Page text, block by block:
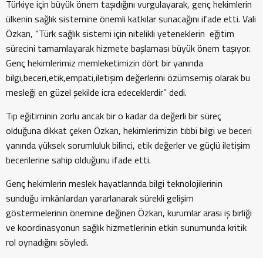
Türkiye için büyük önem taşıdığını vurgulayarak, genç hekimlerin
ülkenin sağlık sistemine önemli katkılar sunacağını ifade etti. Vali
Özkan, “Türk sağlık sistemi için nitelikli yeteneklerin eğitim
sürecini tamamlayarak hizmete başlaması büyük önem taşıyor.
Genç hekimlerimiz memleketimizin dört bir yanında
bilgi,beceri,etik,empati,iletişim değerlerini özümsemiş olarak bu
mesleği en güzel şekilde icra edeceklerdir” dedi.
Tıp eğitiminin zorlu ancak bir o kadar da değerli bir süreç
olduğuna dikkat çeken Özkan, hekimlerimizin tıbbi bilgi ve beceri
yanında yüksek sorumluluk bilinci, etik değerler ve güçlü iletişim
becerilerine sahip olduğunu ifade etti.
Genç hekimlerin meslek hayatlarında bilgi teknolojilerinin
sunduğu imkânlardan yararlanarak sürekli gelişim
göstermelerinin önemine değinen Özkan, kurumlar arası iş birliği
ve koordinasyonun sağlık hizmetlerinin etkin sunumunda kritik
rol oynadığını söyledi.